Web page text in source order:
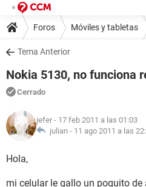
Foros Móviles y tabletas
Tema Anterior
Nokia 5130, no funciona
Cerrado
jefer - 17 feb 2011 a las 01:03
julian - 11 ago 2011 a las
Hola,
mi celular le gallo un poquito de